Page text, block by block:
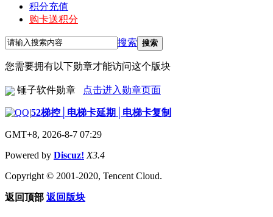
积分充值
购卡送积分
搜索 搜索
您需要拥有以下勋章才能访问这个版块
锤子软件勋章 点击进入勋章页面
|52梯控│电梯卡延期│电梯卡复制
GMT+8, 2026-8-7 07:29
Powered by Discuz! X3.4
Copyright © 2001-2020, Tencent Cloud.
返回顶部 返回版块